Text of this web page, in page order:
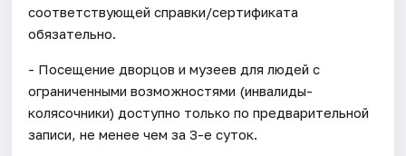
соответствующей справки/сертификата
обязательно.
- Посещение дворцов и музеев для людей с
ограниченными возможностями (инвалиды-
колясочники) доступно только по предварительной
записи, не менее чем за 3-е суток.